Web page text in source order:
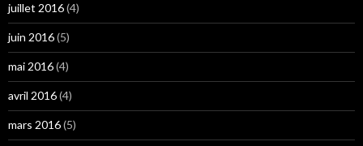
juillet 2016(4)
juin 2016(5)
mai 2016(4)
avril 2016(4)
mars 2016(5)